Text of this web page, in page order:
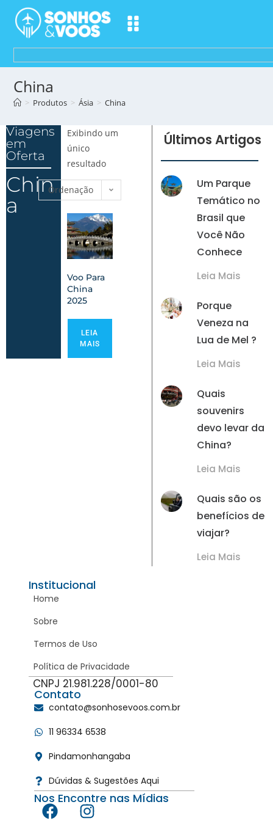
China
> Produtos > Ásia > China
Viagens
em
Oferta
Chin
a
Exibindo um
único
resultado
Ordenação
Voo Para
China
2025
LEIA
MAIS
Últimos Artigos
Um Parque
Temático no
Brasil que
Você Não
Conhece
Leia Mais
Porque
Veneza na
Lua de Mel ?
Leia Mais
Quais
souvenirs
devo levar da
China?
Leia Mais
Quais são os
benefícios de
viajar?
Leia Mais
Institucional
Home
Sobre
Termos de Uso
Política de Privacidade
CNPJ 21.981.228/0001-80
Contato
contato@sonhosevoos.com.br
11 96334 6538
Pindamonhangaba
Dúvidas & Sugestões Aqui
Nos Encontre nas Mídias